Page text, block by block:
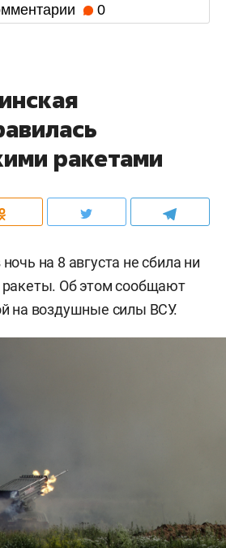
0
ракетами
на 8 августа не сбила ни
ракеты. Об этом сообщают
на воздушные силы ВСУ.